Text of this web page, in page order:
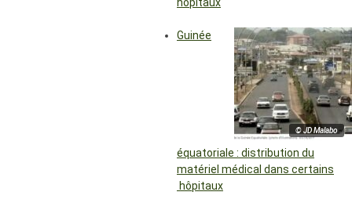
© JD Malabo
Guinée
équatoriale : distribution du
matériel médical dans certains
hôpitaux